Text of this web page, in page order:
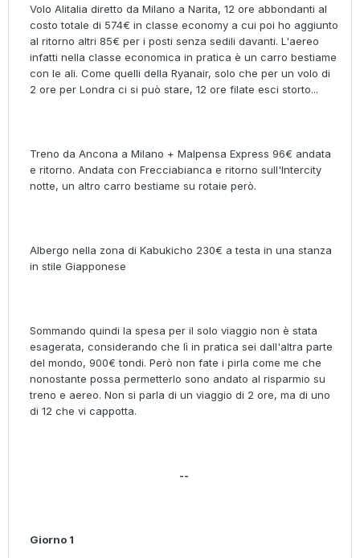
Volo Alitalia diretto da Milano a Narita, 12 ore abbondanti al
costo totale di 574€ in classe economy a cui poi ho aggiunto
al ritorno altri 85€ per i posti senza sedili davanti. L'aereo
infatti nella classe economica in pratica è un carro bestiame
con le ali. Come quelli della Ryanair, solo che per un volo di
2 ore per Londra ci si può stare, 12 ore filate esci storto...
Treno da Ancona a Milano + Malpensa Express 96€ andata
e ritorno. Andata con Frecciabianca e ritorno sull'Intercity
notte, un altro carro bestiame su rotaie però.
Albergo nella zona di Kabukicho 230€ a testa in una stanza
in stile Giapponese
Sommando quindi la spesa per il solo viaggio non è stata
esagerata, considerando che lì in pratica sei dall'altra parte
del mondo, 900€ tondi. Però non fate i pirla come me che
nonostante possa permetterlo sono andato al risparmio su
treno e aereo. Non si parla di un viaggio di 2 ore, ma di uno
di 12 che vi cappotta.
--
Giorno 1